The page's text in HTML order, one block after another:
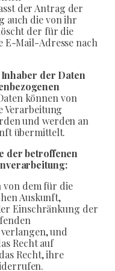
der Antrag der
auch die von ihr
der für die
E-Mail-Adresse nach
der Daten
können von
Verarbeitung
und werden an
übermittelt.
der betroffenen
von dem für die
Auskunft,
Einschränkung der
und
Recht auf
Recht, ihre